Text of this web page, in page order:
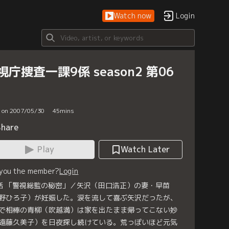
Watch now Login
庁捜査一課9係 season2 第06
2007/05/30 45mins
Play
Watch Later
the member?Login
「警視総監の秘密」／矢沢（田口浩正）の妻・早苗
ひろ子）が妊娠した。涙を流して喜ぶ矢沢だったが、
相棒の青柳（吹越満）は家を出たまま帰ってこない妙
藤久美子）を日夜探し続けている。荒っぽいほど元気